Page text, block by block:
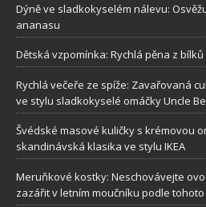
Dýně ve sladkokyselém nálevu:
ananasu
Dětská vzpomínka: Rychlá pěna z
Rychlá večeře ze spíže: Zavařovaná
ve stylu sladkokyselé omáčky Uncle
Švédské masové kuličky s krémovou
skandinávská klasika ve stylu IKEA
Meruňkové kostky: Neschovávejte
zazářit v letním moučníku podle